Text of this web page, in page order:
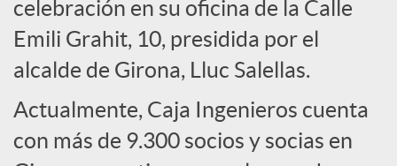
s
S
o
celebración en su oficina de la Calle
Emili Grahit, 10, presidida por el
alcalde de Girona, Lluc Salellas.
Actualmente, Caja Ingenieros cuenta
con más de 9.300 socios y socias en